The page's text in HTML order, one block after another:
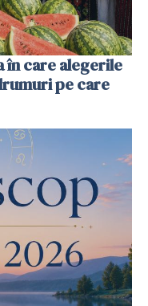
în care alegerile
pe care